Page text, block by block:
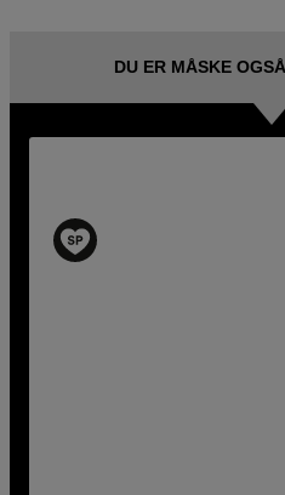
DU ER MÅSKE